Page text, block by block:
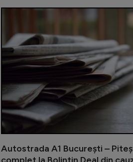
3 digitalizează relația cu
Autostrada A1 București –
complet la Bolintin Deal din